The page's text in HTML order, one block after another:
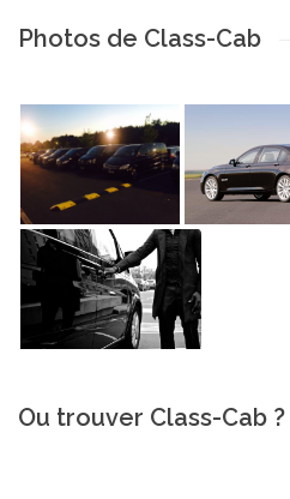
Photos de Class-Cab
Ou trouver Class-Cab ?